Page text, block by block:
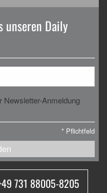
unseren Daily
Newsletter-Anmeldung
* Pflichtfeld
731 88005-8205